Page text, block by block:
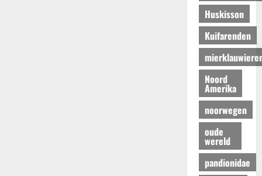
Huskisson
Kuifarenden
Noord
Amerika
noorwegen
oude
wereld
pandionidae